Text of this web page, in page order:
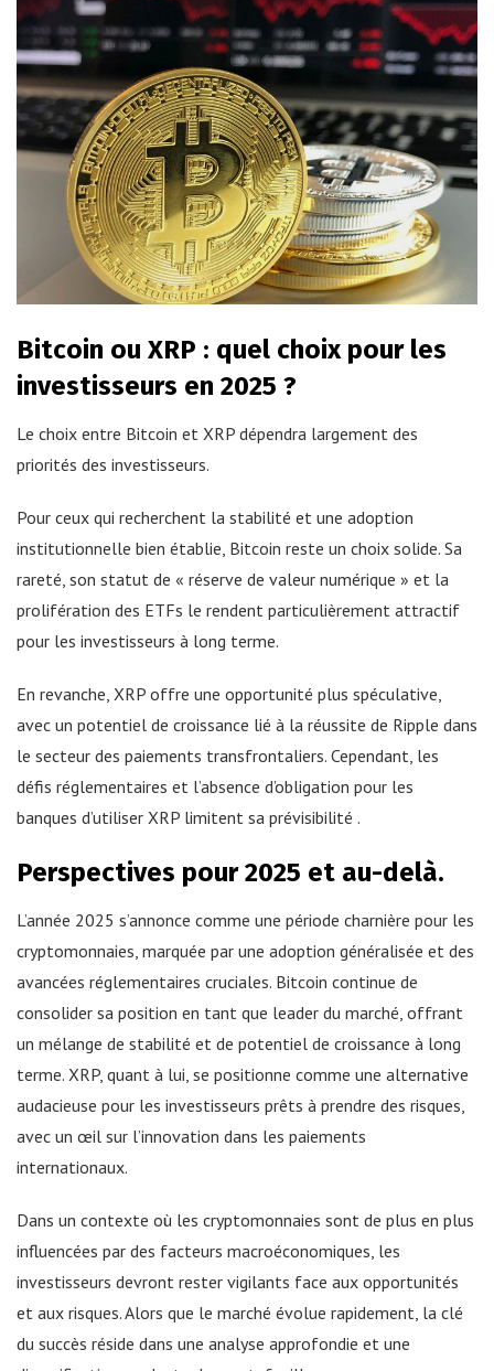
Bitcoin ou XRP : quel choix pour les
investisseurs en 2025 ?
Le choix entre Bitcoin et XRP dépendra largement des
priorités des investisseurs.
Pour ceux qui recherchent la stabilité et une adoption
institutionnelle bien établie, Bitcoin reste un choix solide. Sa
rareté, son statut de « réserve de valeur numérique » et la
prolifération des ETFs le rendent particulièrement attractif
pour les investisseurs à long terme.
En revanche, XRP offre une opportunité plus spéculative,
avec un potentiel de croissance lié à la réussite de Ripple dans
le secteur des paiements transfrontaliers. Cependant, les
défis réglementaires et l’absence d’obligation pour les
banques d’utiliser XRP limitent sa prévisibilité .
Perspectives pour 2025 et au-delà.
L’année 2025 s’annonce comme une période charnière pour les
cryptomonnaies, marquée par une adoption généralisée et des
avancées réglementaires cruciales. Bitcoin continue de
consolider sa position en tant que leader du marché, offrant
un mélange de stabilité et de potentiel de croissance à long
terme. XRP, quant à lui, se positionne comme une alternative
audacieuse pour les investisseurs prêts à prendre des risques,
avec un œil sur l’innovation dans les paiements
internationaux.
Dans un contexte où les cryptomonnaies sont de plus en plus
influencées par des facteurs macroéconomiques, les
investisseurs devront rester vigilants face aux opportunités
et aux risques. Alors que le marché évolue rapidement, la clé
du succès réside dans une analyse approfondie et une